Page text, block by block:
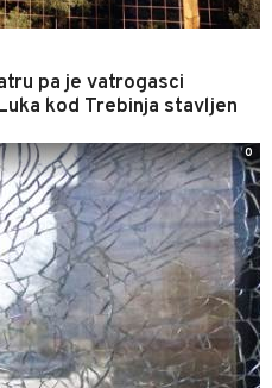
pa je vatrogasci
kod Trebinja stavljen
0